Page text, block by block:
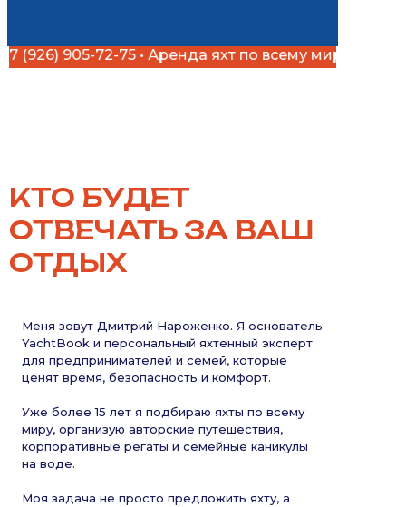
75 • Аренда яхт по всему миру +7 (926)
КТО БУДЕТ
ОТВЕЧАТЬ ЗА ВАШ
ОТДЫХ
Меня зовут Дмитрий Нароженко. Я основатель
YachtBook и персональный яхтенный эксперт
для предпринимателей и семей, которые
ценят время, безопасность и комфорт.
Уже более 15 лет я подбираю яхты по всему
миру, организую авторские путешествия,
корпоративные регаты и семейные каникулы
на воде.
Моя задача не просто предложить яхту, а